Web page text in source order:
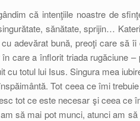
că intenţiile noastre de
sănătate, sprijin…
adevărat bună, preoţi care să
în care a înflorit triada rugăciune
cu totul lui Isus. Singura mea
Tot ceea ce îmi
tot ce este necesar şi ceea ce
să mai pot munci, atunci am